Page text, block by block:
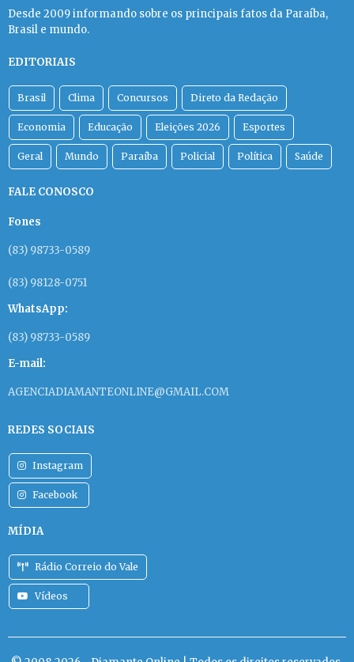
Desde 2009 informando sobre os principais fatos da Paraíba,
Brasil e mundo.
EDITORIAIS
Brasil Clima Concursos Direto da Redação
Economia Educação Eleições 2026 Esportes
Geral Mundo Paraíba Policial Política Saúde
FALE CONOSCO
Fones
(83) 98733-0589
(83) 98128-0751
WhatsApp:
(83) 98733-0589
E-mail:
AGENCIADIAMANTEONLINE@GMAIL.COM
REDES SOCIAIS
Instagram
Facebook
MÍDIA
Rádio Correio do Vale
Vídeos